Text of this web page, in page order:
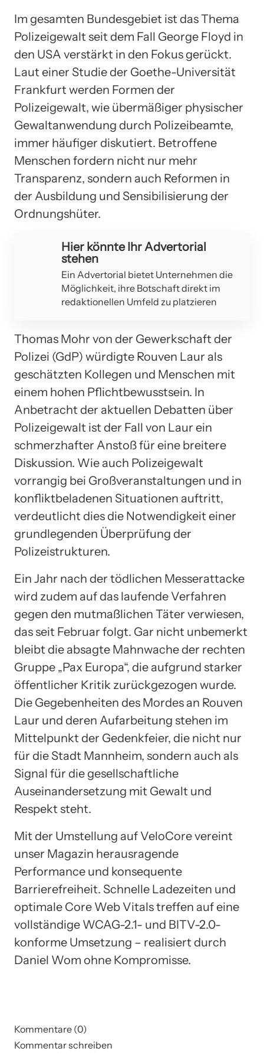
Im gesamten Bundesgebiet ist das Thema
Polizeigewalt seit dem Fall George Floyd in
den USA verstärkt in den Fokus gerückt.
Laut einer Studie der Goethe-Universität
Frankfurt werden Formen der
Polizeigewalt, wie übermäßiger physischer
Gewaltanwendung durch Polizeibeamte,
immer häufiger diskutiert. Betroffene
Menschen fordern nicht nur mehr
Transparenz, sondern auch Reformen in
der Ausbildung und Sensibilisierung der
Ordnungshüter.
Hier könnte Ihr Advertorial
stehen
Ein Advertorial bietet Unternehmen die
Möglichkeit, ihre Botschaft direkt im
redaktionellen Umfeld zu platzieren
Thomas Mohr von der Gewerkschaft der
Polizei (GdP) würdigte Rouven Laur als
geschätzten Kollegen und Menschen mit
einem hohen Pflichtbewusstsein. In
Anbetracht der aktuellen Debatten über
Polizeigewalt ist der Fall von Laur ein
schmerzhafter Anstoß für eine breitere
Diskussion. Wie auch Polizeigewalt
vorrangig bei Großveranstaltungen und in
konfliktbeladenen Situationen auftritt,
verdeutlicht dies die Notwendigkeit einer
grundlegenden Überprüfung der
Polizeistrukturen.
Ein Jahr nach der tödlichen Messerattacke
wird zudem auf das laufende Verfahren
gegen den mutmaßlichen Täter verwiesen,
das seit Februar folgt. Gar nicht unbemerkt
bleibt die absagte Mahnwache der rechten
Gruppe „Pax Europa“, die aufgrund starker
öffentlicher Kritik zurückgezogen wurde.
Die Gegebenheiten des Mordes an Rouven
Laur und deren Aufarbeitung stehen im
Mittelpunkt der Gedenkfeier, die nicht nur
für die Stadt Mannheim, sondern auch als
Signal für die gesellschaftliche
Auseinandersetzung mit Gewalt und
Respekt steht.
Mit der Umstellung auf VeloCore vereint
unser Magazin herausragende
Performance und konsequente
Barrierefreiheit. Schnelle Ladezeiten und
optimale Core Web Vitals treffen auf eine
vollständige WCAG-2.1- und BITV-2.0-
konforme Umsetzung – realisiert durch
Daniel Wom ohne Kompromisse.
Kommentare (0)
Kommentar schreiben